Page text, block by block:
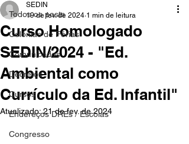
Todos os posts
Colônias de Férias
Comunicados
Decretos
Cursos
Endereços DREs / Escolas
Congresso
Curso Homologado
SEDIN/2024 - "Ed.
Ambiental como
Currículo da Ed. Infantil"
SEDIN
19 de fev. de 2024 1 min de leitura
Atualizado:21 de fev. de 2024